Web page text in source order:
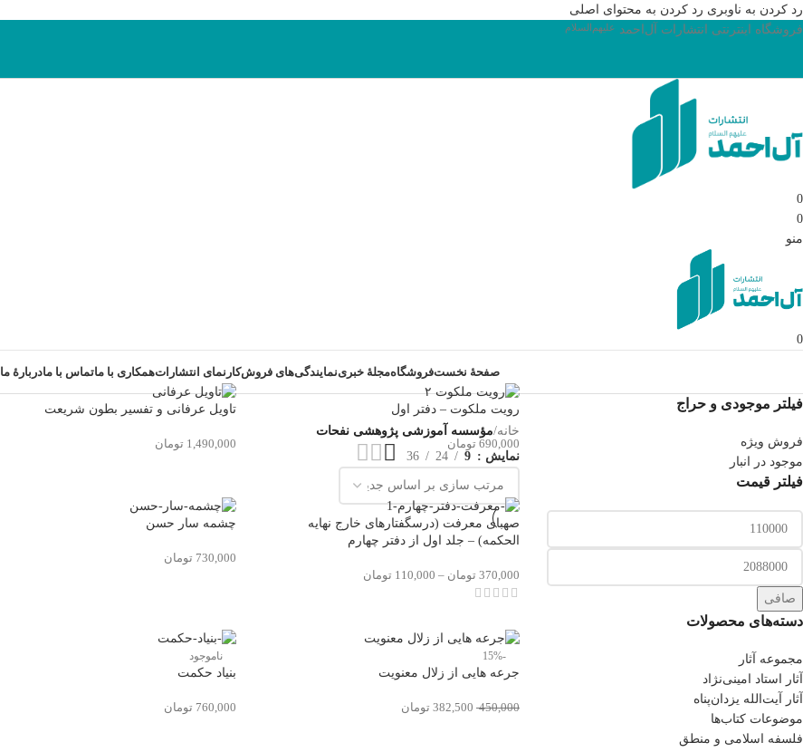
رد کردن به ناوبری رد کردن به محتوای اصلی
فروشگاه اینترنتی انتشارات آل‌احمد علیهم‌السلام
0
0
منو
0
صفحۀ نخستفروشگاهمجلۀ خبرینمایندگی‌های فروشکارنمای انتشاراتهمکاری با ماتماس با مادربارۀ‌ ما
فیلتر موجودی و حراج
فروش ویژه
موجود در انبار
فیلتر قیمت
صافی
دسته‌های محصولات
مجموعه آثار
آثار استاد امینی‌نژاد
آثار آیت‌الله یزدان‌پناه
موضوعات کتاب‌ها
فلسفه اسلامی و منطق
خانه/مؤسسه آموزشی پژوهشی نفحات
نمایش
9
24
36
رویت ملکوت – دفتر اول
690,000 تومان
تاویل عرفانی و تفسیر بطون شریعت
1,490,000 تومان
صهبای معرفت (درسگفتارهای خارج نهایه
الحکمه) – جلد اول از دفتر چهارم
370,000 تومان –
110,000 تومان
چشمه سار حسن
730,000 تومان
-15%
جرعه هایی از زلال معنویت
450,000
382,500 تومان
ناموجود
بنیاد حکمت
760,000 تومان